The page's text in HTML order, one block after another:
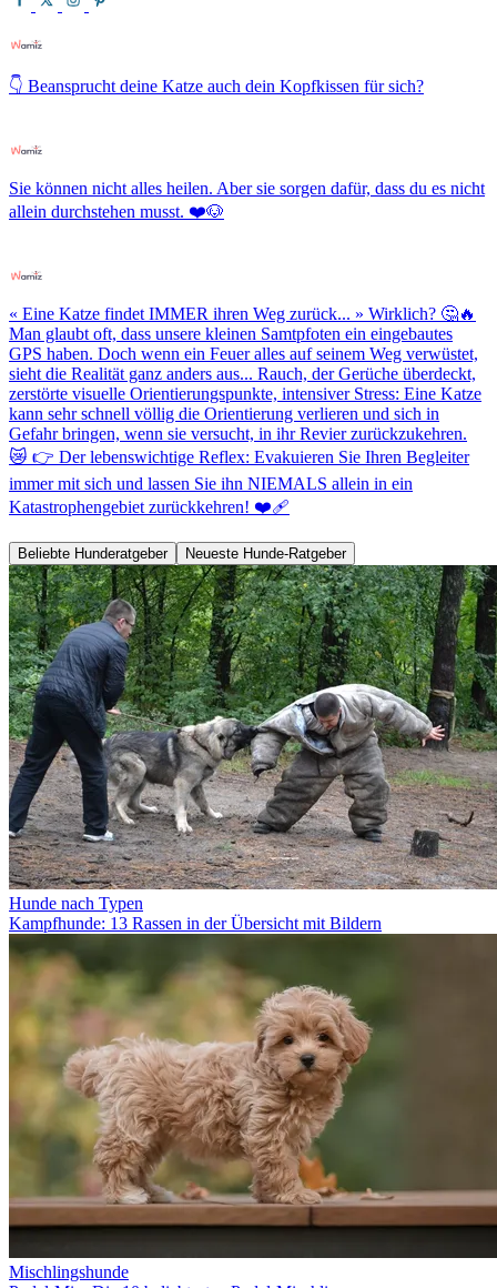
👇 Beansprucht deine Katze auch dein Kopfkissen für sich?
Sie können nicht alles heilen. Aber sie sorgen dafür, dass du es nicht
allein durchstehen musst. ❤️🐶
« Eine Katze findet IMMER ihren Weg zurück... » Wirklich? 🤔🔥
Man glaubt oft, dass unsere kleinen Samtpfoten ein eingebautes
GPS haben. Doch wenn ein Feuer alles auf seinem Weg verwüstet,
sieht die Realität ganz anders aus... Rauch, der Gerüche überdeckt,
zerstörte visuelle Orientierungspunkte, intensiver Stress: Eine Katze
kann sehr schnell völlig die Orientierung verlieren und sich in
Gefahr bringen, wenn sie versucht, in ihr Revier zurückzukehren.
😿 👉 Der lebenswichtige Reflex: Evakuieren Sie Ihren Begleiter
immer mit sich und lassen Sie ihn NIEMALS allein in ein
Katastrophengebiet zurückkehren! ❤️‍🩹
Beliebte Hunderatgeber Neueste Hunde-Ratgeber
Hunde nach Typen
Kampfhunde: 13 Rassen in der Übersicht mit Bildern
Mischlingshunde